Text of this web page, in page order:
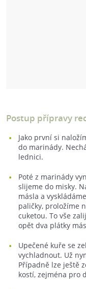
Postup přípravy
Jako první si
do marinády.
lednici.
Poté z marinády
slijeme do misky.
másla a
paličky, proložíme
cuketou. To vše
opět dva plátky
Upečené kuře se
vychladnout. Už
Případně lze ještě
kostí, zejména pro